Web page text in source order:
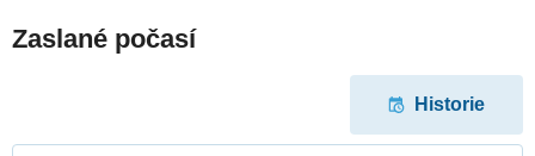
Zaslané počasí
Historie